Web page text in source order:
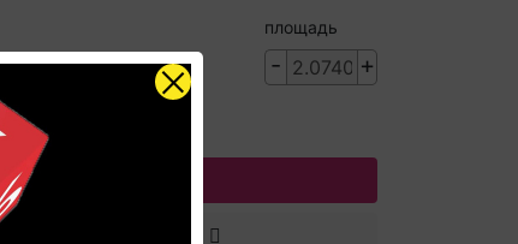
площадь
- +
В корзину